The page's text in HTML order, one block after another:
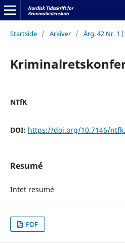
Startside / Arkiver / Årg. 42 Nr. 1
NTfK
DOI: https://doi.org/10.7146/
Resumé
Intet resumé
PDF